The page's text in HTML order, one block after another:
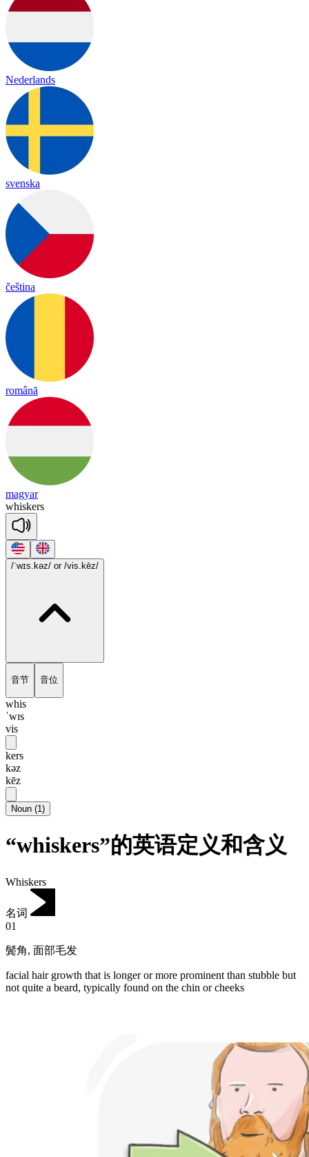
Nederlands
svenska
čeština
română
magyar
whiskers
/ˈwɪs.kəz/ or /vis.kēz/
音节 音位
whis
ˈwɪs
vis
kers
kəz
kēz
Noun (1)
“whiskers”的英语定义和含义
Whiskers
名词
01
鬓角, 面部毛发
facial hair growth that is longer or more prominent than stubble but
not quite a beard, typically found on the chin or cheeks